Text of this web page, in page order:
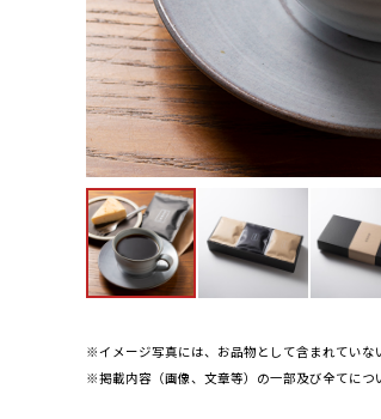
※イメージ写真には、お品物として含まれていな
※掲載内容（画像、文章等）の一部及び全てに